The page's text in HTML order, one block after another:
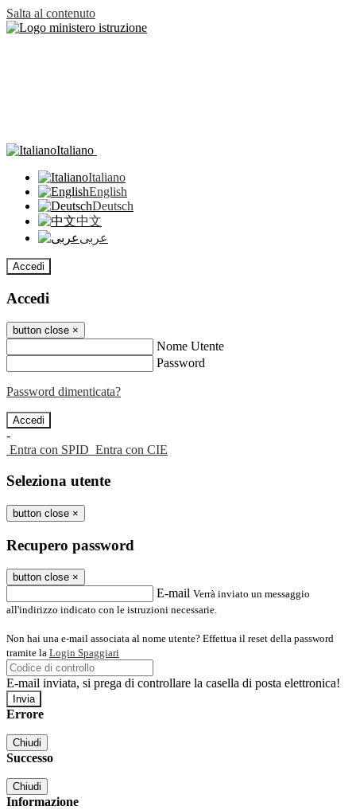
Salta al contenuto
Italiano
Italiano
English
Deutsch
中文
عربى
Accedi
Accedi
button close ×
Nome Utente
Password
Password dimenticata?
-
Entra con SPID Entra con CIE
Seleziona utente
button close ×
Recupero password
button close ×
E-mail Verrà inviato un messaggio
all'indirizzo indicato con le istruzioni necessarie.
Non hai una e-mail associata al nome utente? Effettua il reset della password
tramite la Login Spaggiari
E-mail inviata, si prega di controllare la casella di posta elettronica!
Errore
Chiudi
Successo
Chiudi
Informazione